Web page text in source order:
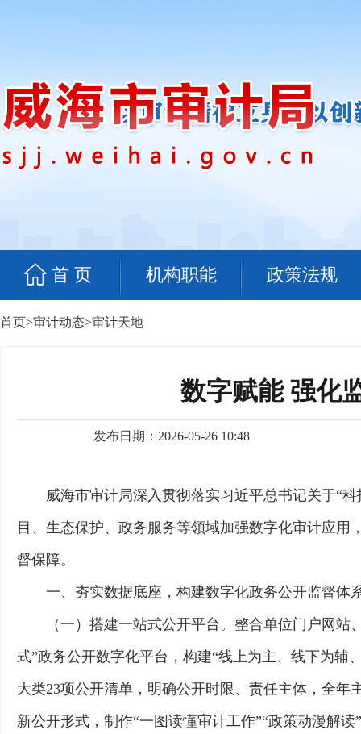
首 页 机构职能 政策法规
首页>审计动态>审计天地
数字赋能 强化
发布日期：2026-05-26 10:48
威海市审计局深入贯彻落实习近平总书记关于“
目、生态保护、政务服务等领域加强数字化审计应
督保障。
一、夯实数据底座，构建数字化政务公开监督体
（一）搭建一站式公开平台。整合单位门户网
式”政务公开数字化平台，构建“线上为主、线下为辅
大类23项公开清单，明确公开时限、责任主体，全年
新公开形式，制作“一图读懂审计工作”“政策动漫解